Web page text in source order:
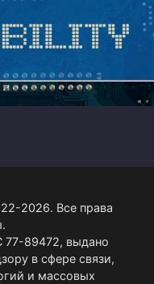
2026. Все права
77-89472, выдано
в сфере связи,
и массовых